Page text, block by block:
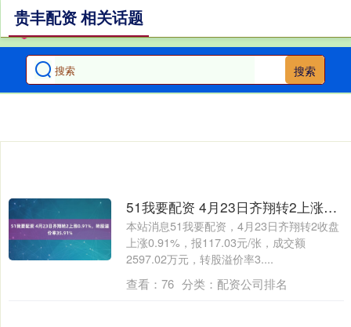
搜索
贵丰配资 相关话题
51我要配资 4月23日齐翔转2上涨0.91%，转股溢价率35.91%
本站消息51我要配资，4月23日齐翔转2收盘
上涨0.91%，报117.03元/张，成交额
2597.02万元，转股溢价率3....
查看： 76 分类： 配资公司排名